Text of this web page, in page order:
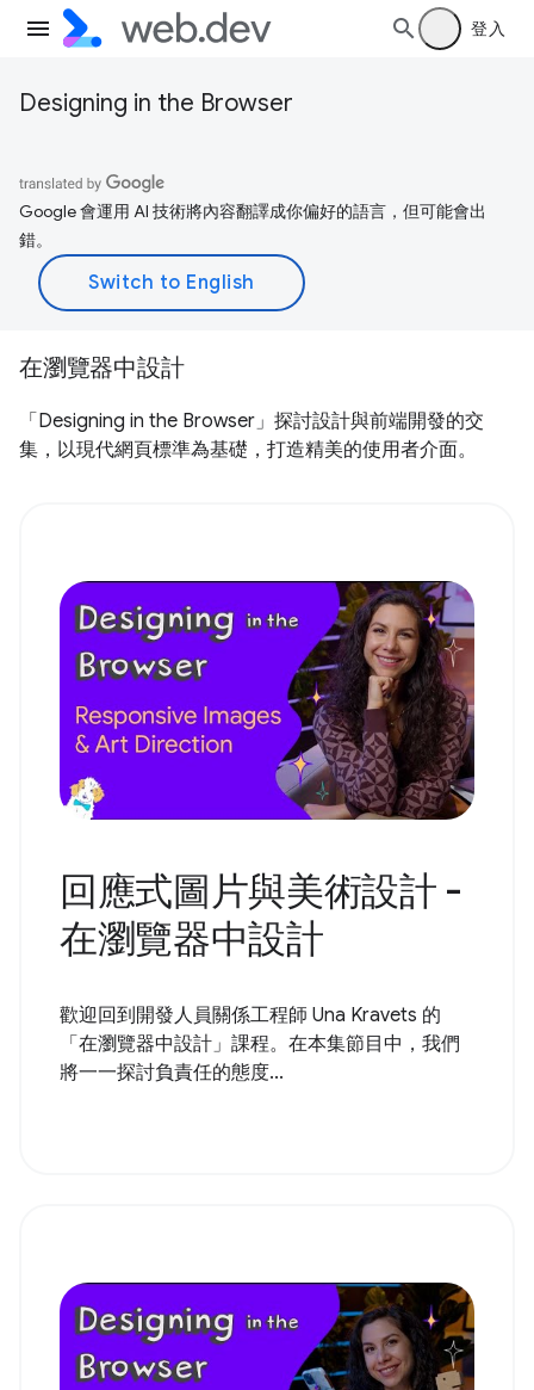
登入
Designing in the Browser
Google 會運用 AI 技術將內容翻譯成你偏好的語言，但可能會出
錯。
在瀏覽器中設計
「Designing in the Browser」探討設計與前端開發的交
集，以現代網頁標準為基礎，打造精美的使用者介面。
回應式圖片與美術設計 -
在瀏覽器中設計
歡迎回到開發人員關係工程師 Una Kravets 的
「在瀏覽器中設計」課程。在本集節目中，我們
將一一探討負責任的態度...